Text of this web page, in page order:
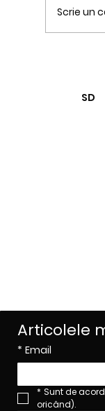
Scrie un
SD
Articolele
* Email
* Sunt de
oricând).